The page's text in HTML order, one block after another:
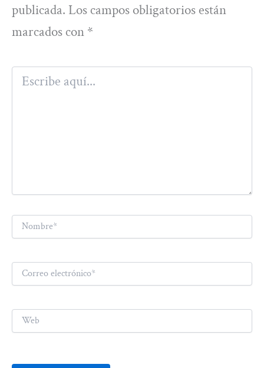
publicada. Los campos obligatorios están
marcados con *
Escribe
aquí...
Nombre*
Correo
electrónico*
Web